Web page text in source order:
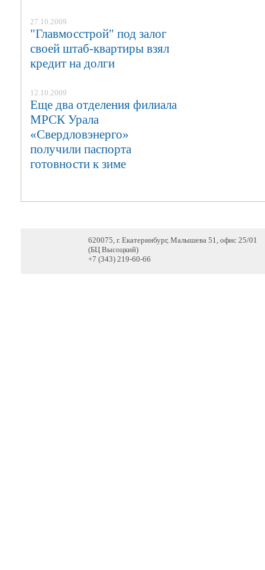
27.10.2009
"Главмосстрой" под залог
своей штаб-квартиры взял
кредит на долги
12.10.2009
Еще два отделения филиала
МРСК Урала
«Свердловэнерго»
получили паспорта
готовности к зиме
620075, г. Екатеринбург, Малышева 51, офис 25/01
(БЦ Высоцкий)
+7 (343) 219-60-66